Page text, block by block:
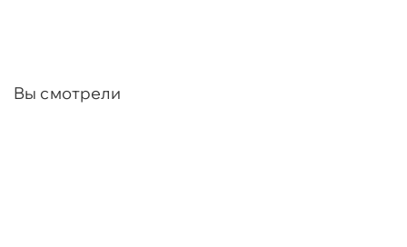
Вы смотрели